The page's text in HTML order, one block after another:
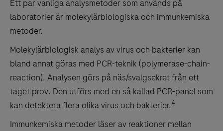
Ett par vanliga analysmetoder som används på
laboratorier är molekylärbiologiska och immunkemiska
metoder.
Molekylärbiologisk analys av virus och bakterier kan
bland annat göras med PCR-teknik (polymerase-chain-
reaction). Analysen görs på näs/svalgsekret från ett
taget prov. Den utförs med en så kallad PCR-panel som
kan detektera flera olika virus och bakterier.4
Immunkemiska metoder läser av reaktioner mellan